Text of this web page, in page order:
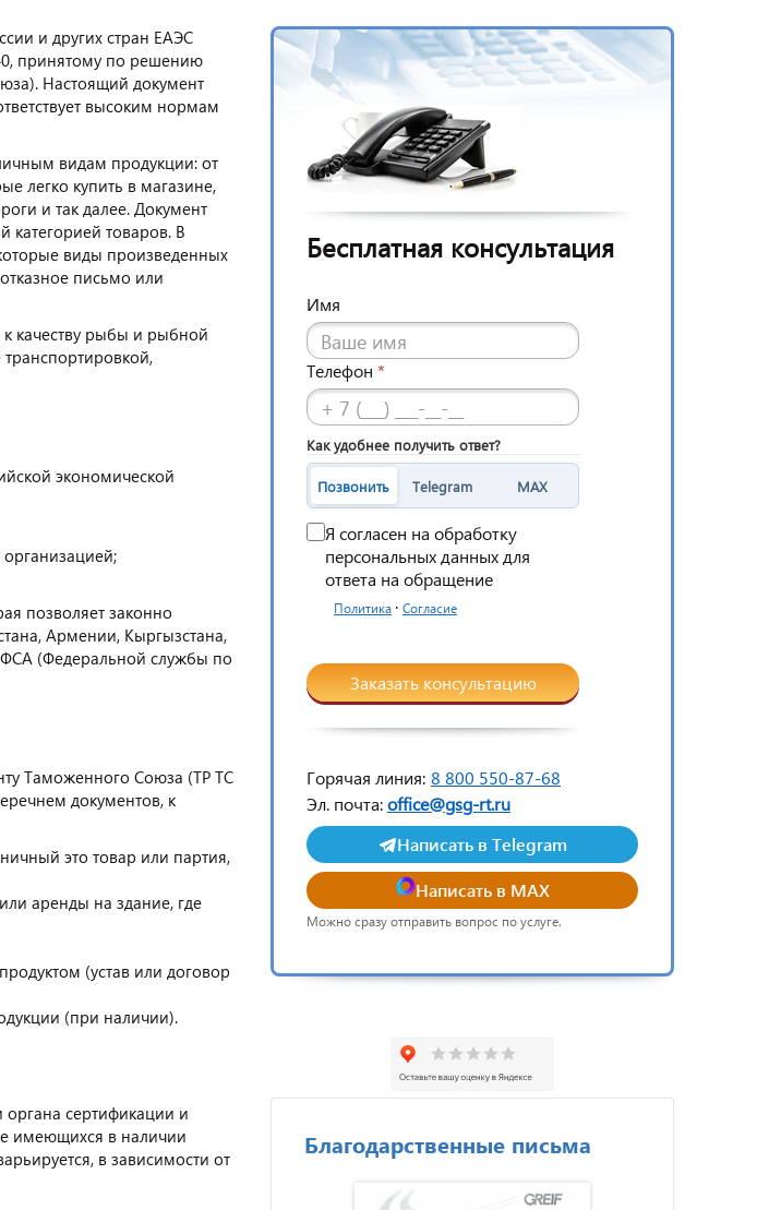
и других стран ЕАЭС
принятому по решению
Настоящий документ
высоким нормам
видам продукции: от
легко купить в магазине,
и так далее. Документ
категорией товаров. В
виды произведенных
письмо или
качеству рыбы и рыбной
экономической
позволяет законно
Армении, Кыргызстана,
(Федеральной службы по
Таможенного Союза (ТР ТС
документов, к
это товар или партия,
аренды на здание, где
(устав или договор
(при наличии).
органа сертификации и
имеющихся в наличии
в зависимости от
Бесплатная консультация
Имя
Телефон *
Как удобнее получить ответ?
Позвонить Telegram MAX
Я согласен на обработку
персональных данных для
ответа на обращение
Политика · Согласие
Заказать консультацию
Горячая линия: 8 800 550-87-68
Эл. почта:office@gsg-rt.ru
Написать в Telegram
Написать в MAX
Можно сразу отправить вопрос по услуге.
Благодарственные письма